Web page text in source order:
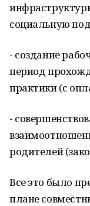
социальную
- создание
период
практики (с
-
родителей
Все это было
плане